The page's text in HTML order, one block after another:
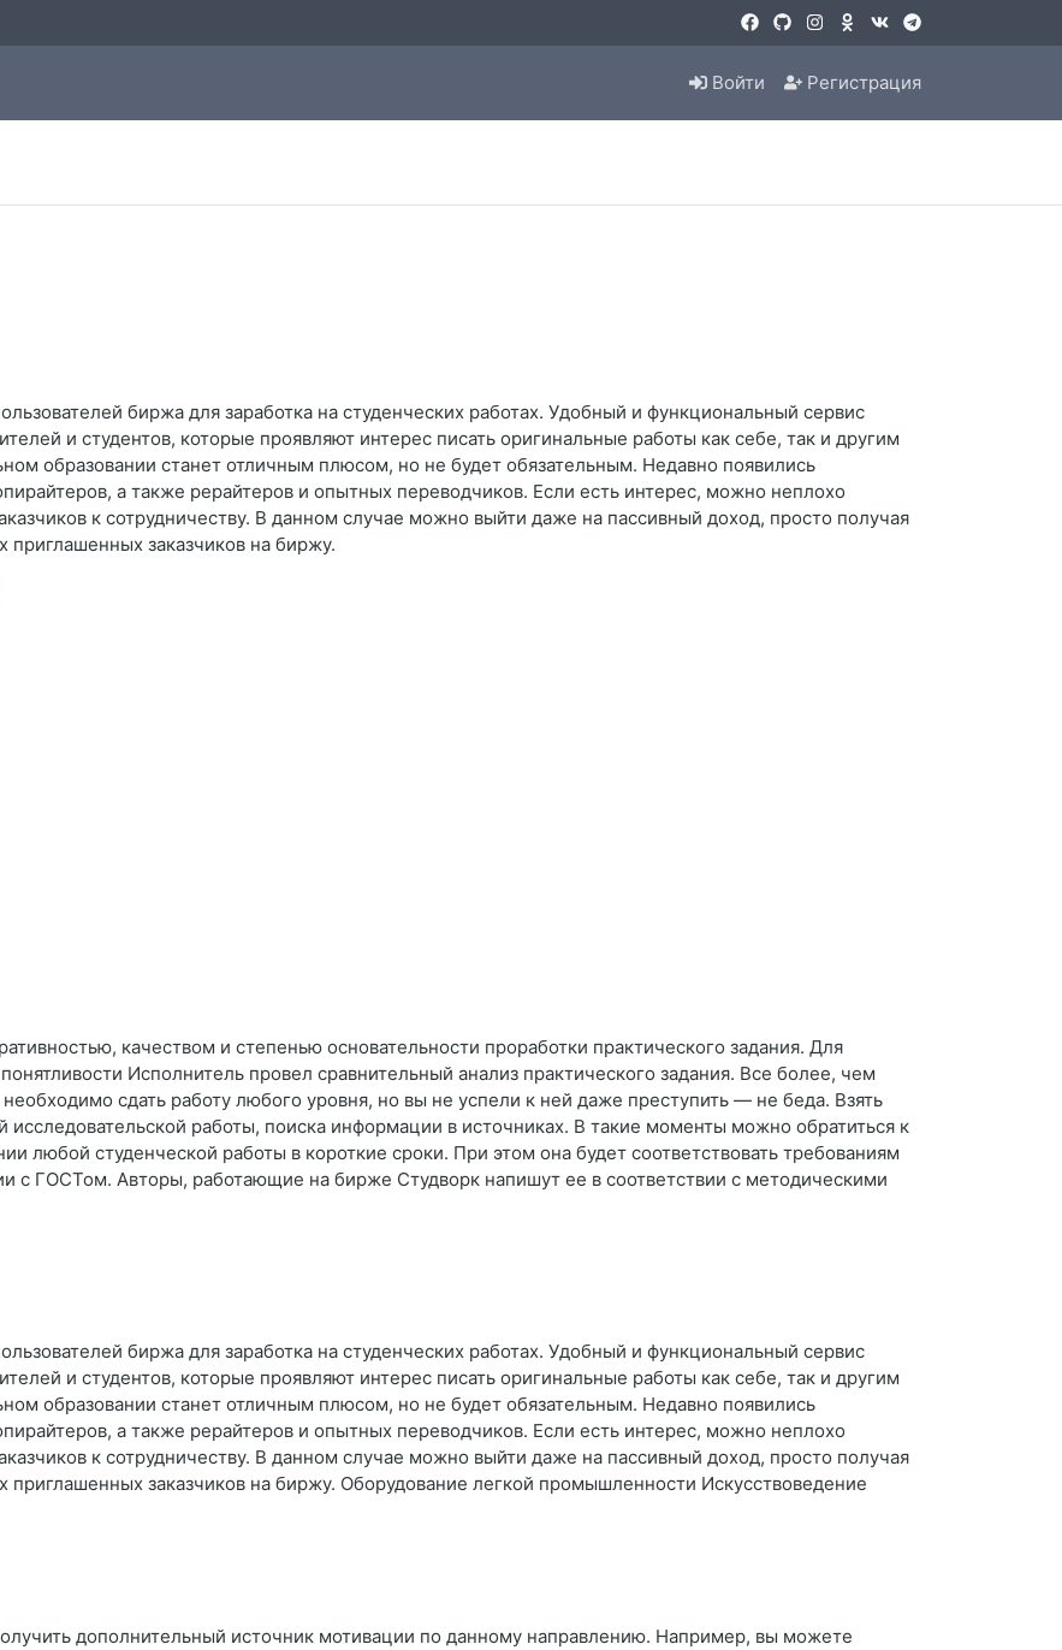
Войти Регистрация
биржа для заработка на студенческих работах. Удобный и функциональный сервис
и студентов, которые проявляют интерес писать оригинальные работы как себе, так и другим
образовании станет отличным плюсом, но не будет обязательным. Недавно появились
а также рерайтеров и опытных переводчиков. Если есть интерес, можно неплохо
к сотрудничеству. В данном случае можно выйти даже на пассивный доход, просто получая
заказчиков на биржу.
качеством и степенью основательности проработки практического задания. Для
Исполнитель провел сравнительный анализ практического задания. Все более, чем
сдать работу любого уровня, но вы не успели к ней даже преступить — не беда. Взять
исследовательской работы, поиска информации в источниках. В такие моменты можно обратиться к
любой студенческой работы в короткие сроки. При этом она будет соответствовать требованиям
с ГОСТом. Авторы, работающие на бирже Студворк напишут ее в соответствии с методическими
биржа для заработка на студенческих работах. Удобный и функциональный сервис
и студентов, которые проявляют интерес писать оригинальные работы как себе, так и другим
образовании станет отличным плюсом, но не будет обязательным. Недавно появились
а также рерайтеров и опытных переводчиков. Если есть интерес, можно неплохо
к сотрудничеству. В данном случае можно выйти даже на пассивный доход, просто получая
заказчиков на биржу. Оборудование легкой промышленности Искусствоведение
дополнительный источник мотивации по данному направлению. Например, вы можете